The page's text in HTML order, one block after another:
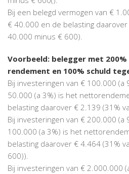
Bij een belegd vermogen van €
€ 40.000 en de belasting
40.000 minus € 600).
Voorbeeld: belegger met
rendement en 100% schuld
Bij investeringen van € 100.000 (a
50.000 (a 3%) is het
belasting daarover € 2.139 (31%
Bij investeringen van € 200.000 (a
100.000 (a 3%) is het
belasting daarover € 4.464 (31%
600)).
Bij investeringen van € 2.000.000